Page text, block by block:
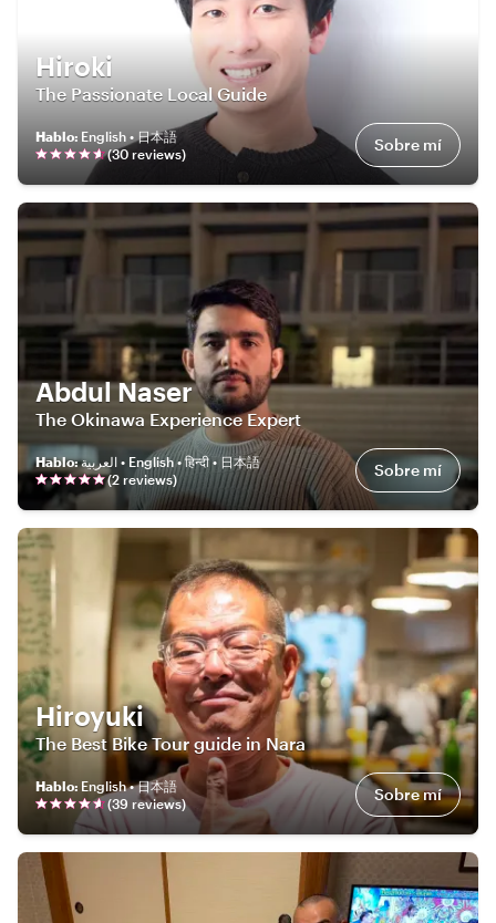
Hiroki
The Passionate Local Guide
Hablo: English • 日本語
(30 reviews) Sobre mí
Abdul Naser
The Okinawa Experience Expert
Hablo:
العربية • English • हिन्दी • 日本語
(2 reviews) Sobre mí
Hiroyuki
The Best Bike Tour guide in Nara
Hablo: English • 日本語
(39 reviews) Sobre mí